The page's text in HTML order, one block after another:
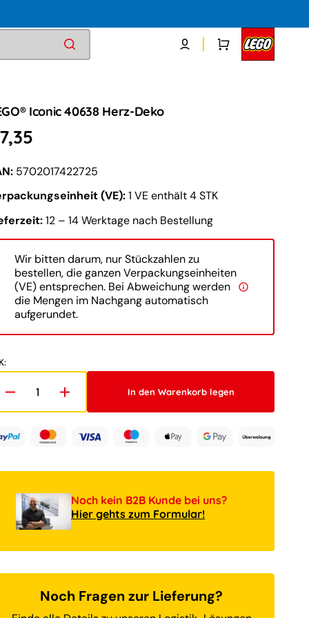
Warenkorb
Iconic 40638 Herz-Deko
5702017422725
(VE):1 VE enthält 4 STK
12 – 14 Werktage nach Bestellung
Wir bitten darum, nur Stückzahlen zu
bestellen, die ganzen Verpackungseinheiten
(VE) entsprechen. Bei Abweichung werden
die Mengen im Nachgang automatisch
aufgerundet.
Verringere
die
Menge
für
Iconic
Herz-
Deko
Erhöhe
die
Iconic
Herz-
Deko
In den Warenkorb legen
Noch kein B2B Kunde bei uns?
Hier gehts zum Formular!
Noch Fragen zur Lieferung?